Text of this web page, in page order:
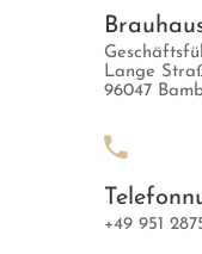
Lange
96047
+49 951